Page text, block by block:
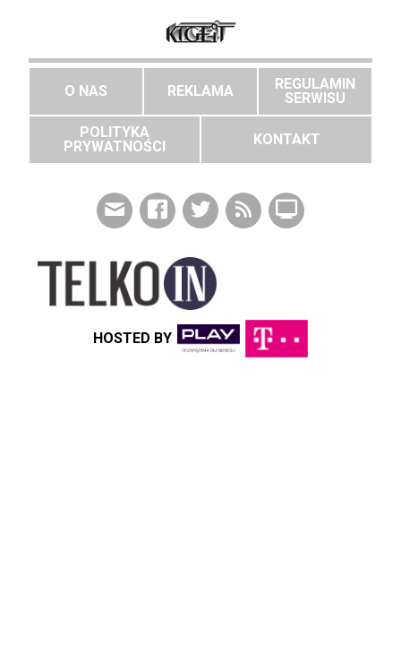
O NAS REKLAMA
REGULAMIN
SERWISU
POLITYKA
PRYWATNOŚCI
KONTAKT
HOSTED BY